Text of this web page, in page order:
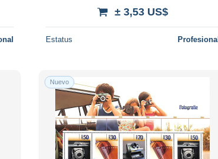
± 3,53 US$
Estatus Profesional
Nuevo